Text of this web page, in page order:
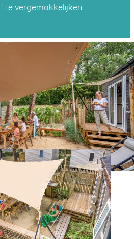
te vergemakkelijken.